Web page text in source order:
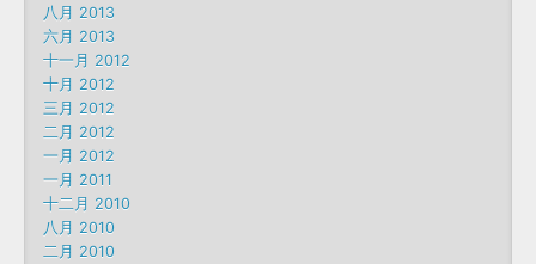
八月 2013
六月 2013
十一月 2012
十月 2012
三月 2012
二月 2012
一月 2012
一月 2011
十二月 2010
八月 2010
二月 2010